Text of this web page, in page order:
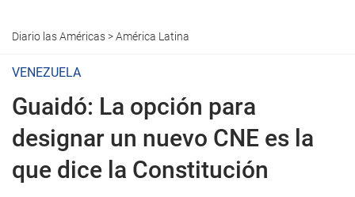
Diario las Américas>América Latina
VENEZUELA
Guaidó: La opción para
designar un nuevo CNE es la
que dice la Constitución